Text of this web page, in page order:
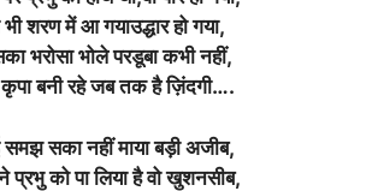
शरण में आ गयाउद्धार हो गया,
भरोसा भोले परडूबा कभी नहीं,
कृपा बनी रहे जब तक है ज़िंदगी….
समझ सका नहीं माया बड़ी अजीब,
प्रभु को पा लिया है वो खुशनसीब,